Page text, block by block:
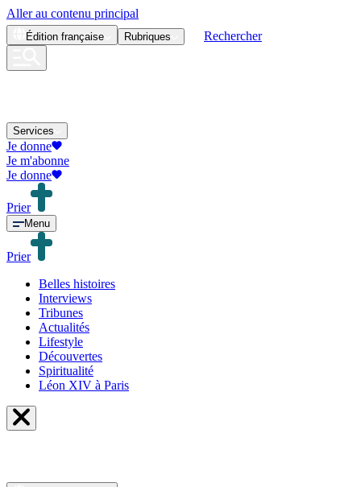
Aller au contenu principal
Édition française Rubriques Rechercher
Services
Je donne
Je m'abonne
Je donne
Prier
Menu
Prier
Belles histoires
Interviews
Tribunes
Actualités
Lifestyle
Découvertes
Spiritualité
Léon XIV à Paris